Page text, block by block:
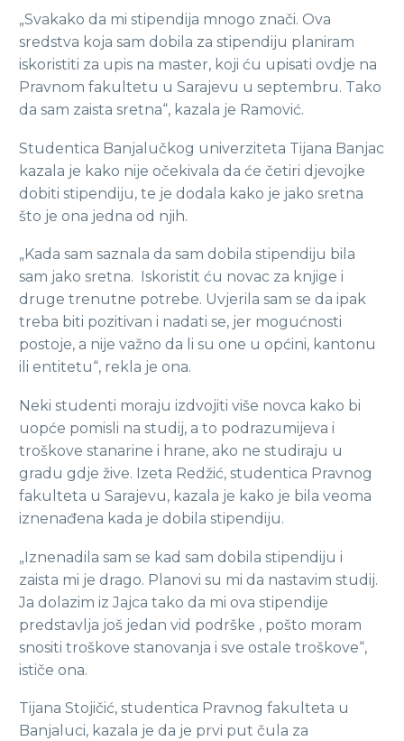
„Svakako da mi stipendija mnogo znači. Ova
sredstva koja sam dobila za stipendiju planiram
iskoristiti za upis na master, koji ću upisati ovdje na
Pravnom fakultetu u Sarajevu u septembru. Tako
da sam zaista sretna“, kazala je Ramović.
Studentica Banjalučkog univerziteta Tijana Banjac
kazala je kako nije očekivala da će četiri djevojke
dobiti stipendiju, te je dodala kako je jako sretna
što je ona jedna od njih.
„Kada sam saznala da sam dobila stipendiju bila
sam jako sretna. Iskoristit ću novac za knjige i
druge trenutne potrebe. Uvjerila sam se da ipak
treba biti pozitivan i nadati se, jer mogućnosti
postoje, a nije važno da li su one u općini, kantonu
ili entitetu“, rekla je ona.
Neki studenti moraju izdvojiti više novca kako bi
uopće pomisli na studij, a to podrazumijeva i
troškove stanarine i hrane, ako ne studiraju u
gradu gdje žive. Izeta Redžić, studentica Pravnog
fakulteta u Sarajevu, kazala je kako je bila veoma
iznenađena kada je dobila stipendiju.
„Iznenadila sam se kad sam dobila stipendiju i
zaista mi je drago. Planovi su mi da nastavim studij.
Ja dolazim iz Jajca tako da mi ova stipendije
predstavlja još jedan vid podrške , pošto moram
snositi troškove stanovanja i sve ostale troškove“,
ističe ona.
Tijana Stojičić, studentica Pravnog fakulteta u
Banjaluci, kazala je da je prvi put čula za